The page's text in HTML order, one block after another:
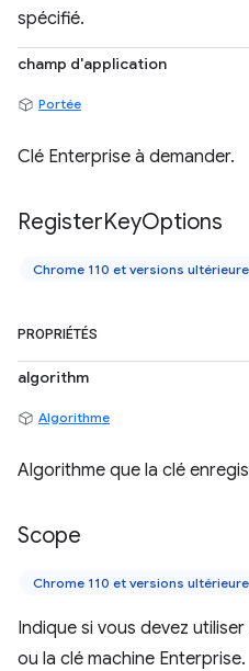
spécifié.
champ d'application
Portée
Clé Enterprise à demander.
RegisterKeyOptions
Chrome 110 et versions
PROPRIÉTÉS
algorithm
Algorithme
Algorithme que la clé
Scope
Chrome 110 et versions
Indique si vous devez
ou la clé machine Enterprise.